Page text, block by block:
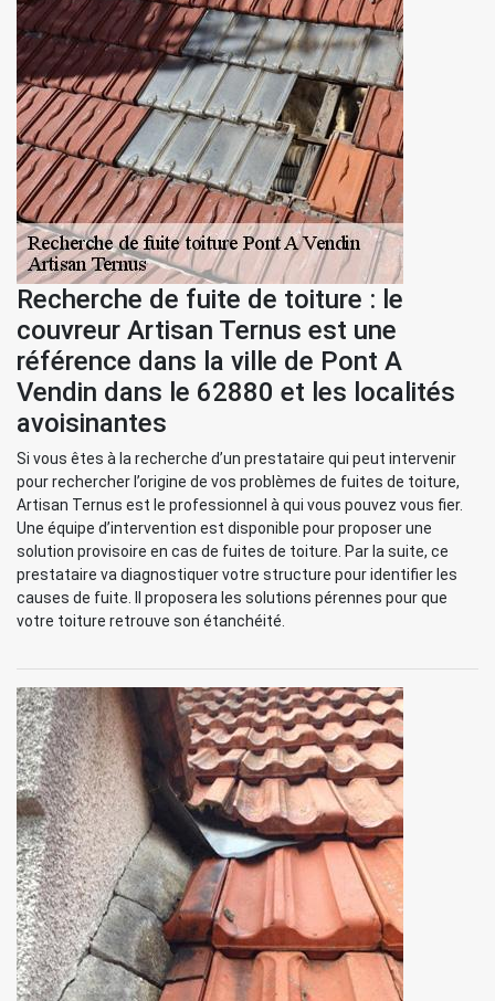
Recherche de fuite de toiture : le
couvreur Artisan Ternus est une
référence dans la ville de Pont A
Vendin dans le 62880 et les localités
avoisinantes
Si vous êtes à la recherche d’un prestataire qui peut intervenir
pour rechercher l’origine de vos problèmes de fuites de toiture,
Artisan Ternus est le professionnel à qui vous pouvez vous fier.
Une équipe d’intervention est disponible pour proposer une
solution provisoire en cas de fuites de toiture. Par la suite, ce
prestataire va diagnostiquer votre structure pour identifier les
causes de fuite. Il proposera les solutions pérennes pour que
votre toiture retrouve son étanchéité.